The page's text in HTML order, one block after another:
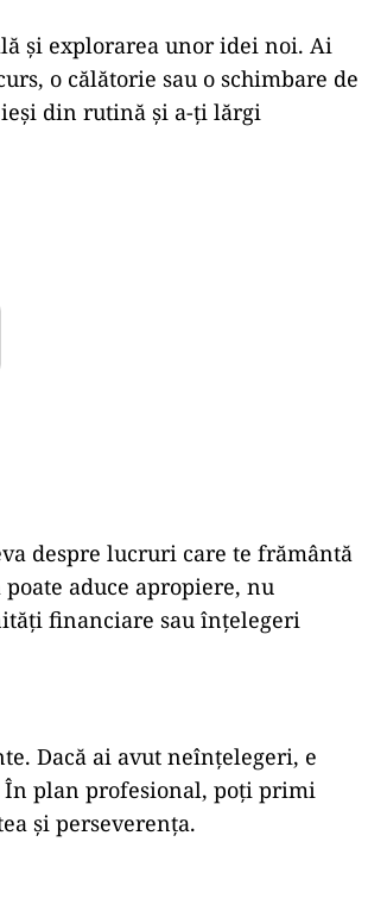
și explorarea unoridei noi. Ai
o călătorie sau o schimbare de
ieși din rutină și a-ți lărgi
despre lucruri care te frământă
poate aduce apropiere, nu
financiare sau înțelegeri
Dacă ai avut neînțelegeri, e
În plan profesional, poți primi
și perseverența.